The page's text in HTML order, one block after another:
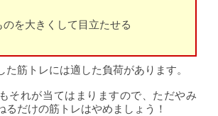
のを大きくして目立たせる
た筋トレには適した負荷があります。
それが当てはまりますので、ただやみ
るだけの筋トレはやめましょう！